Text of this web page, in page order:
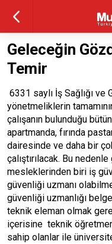
Geleceğin
Temir
6331 saylı İş Sağlığı
yönetmeliklerin
çalışanın bulunduğu
apartmanda, fırında
dairesinde ve daha bir
çalıştırılacak. Bu
mesleklerinden biri iş
güvenliği uzmanı
güvenliği uzmanlığı
teknik eleman olmak
içerisine teknik
sahip olanlar ile